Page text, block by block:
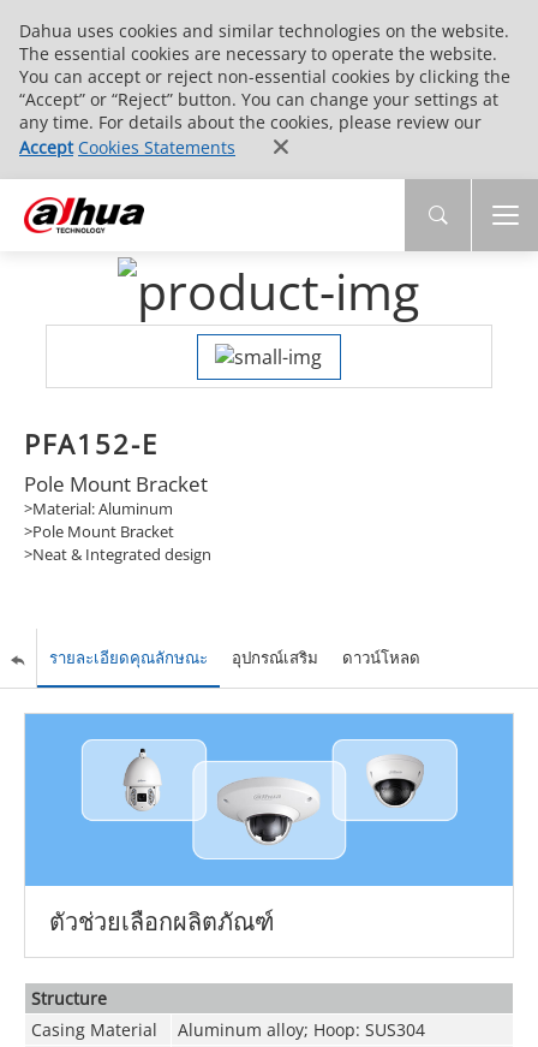
Dahua uses cookies and similar technologies on the website.
The essential cookies are necessary to operate the website.
You can accept or reject non-essential cookies by clicking the
“Accept” or “Reject” button. You can change your settings at
any time. For details about the cookies, please review our
Accept Cookies Statements
PFA152-E
Pole Mount Bracket
>Material: Aluminum
>Pole Mount Bracket
>Neat & Integrated design
รายละเอียดคุณลักษณะ อุปกรณ์เสริม ดาวน์โหลด
ตัวช่วยเลือกผลิตภัณฑ์
Structure
Casing Material
Aluminum alloy; Hoop: SUS304